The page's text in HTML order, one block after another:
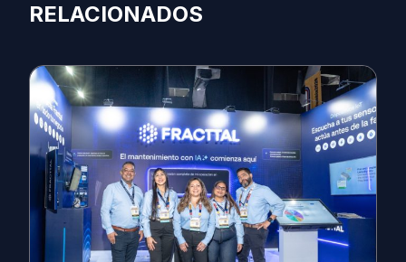
RELACIONADOS